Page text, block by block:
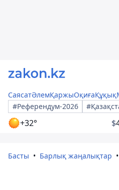
СаясатӘлемҚаржыОқиғаҚұқық
#Референдум-2026
+32° $
Басты Барлық жаңалықтар